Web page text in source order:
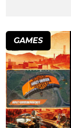
GAMES